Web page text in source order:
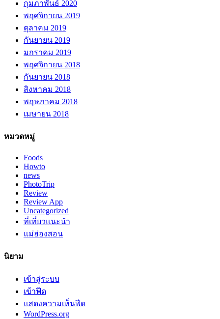
กุมภาพันธ์ 2020
พฤศจิกายน 2019
ตุลาคม 2019
กันยายน 2019
มกราคม 2019
พฤศจิกายน 2018
กันยายน 2018
สิงหาคม 2018
พฤษภาคม 2018
เมษายน 2018
หมวดหมู่
Foods
Howto
news
PhotoTrip
Review
Review App
Uncategorized
ที่เที่ยวแนะนำ
แม่ฮ่องสอน
นิยาม
เข้าสู่ระบบ
เข้าฟีด
แสดงความเห็นฟีด
WordPress.org